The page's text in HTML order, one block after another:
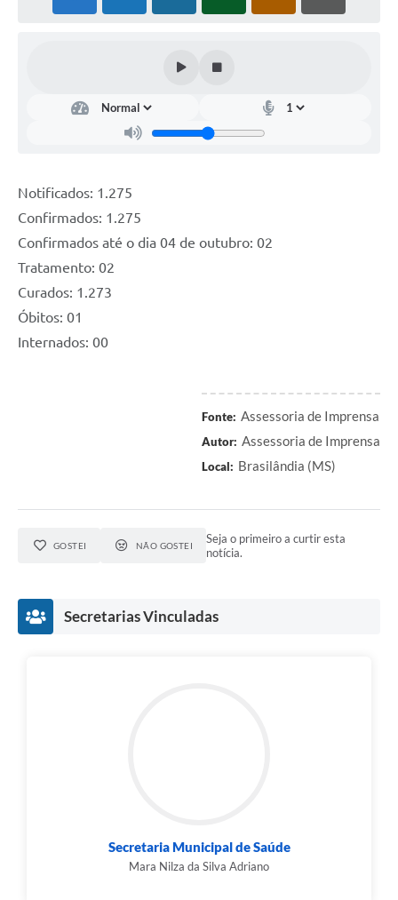
PNAB (Política Nacional Aldir Blanc)
Notificados: 1.275
Confirmados: 1.275
Confirmados até o dia 04 de outubro: 02
Tratamento: 02
Curados: 1.273
Óbitos: 01
Internados: 00
Fonte: Assessoria de Imprensa
Autor: Assessoria de Imprensa
Local: Brasilândia (MS)
GOSTEI NÃO GOSTEI
Seja o primeiro a curtir esta
notícia.
Secretarias Vinculadas
Secretaria Municipal de Saúde
Mara Nilza da Silva Adriano